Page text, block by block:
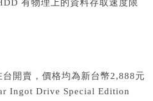
有物理上的資料存取速度限
開賣，價格均為新台幣2,888元
Ingot Drive Special Edition